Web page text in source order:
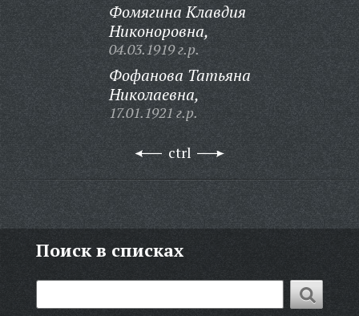
Фомягина Клавдия
Никоноровна,
04.03.1919 г.р.
Фофанова Татьяна
Николаевна,
17.01.1921 г.р.
ctrl
Поиск в списках